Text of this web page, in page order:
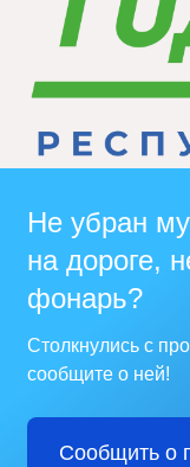
Не убран
на дороге,
фонарь?
Столкнулись с
сообщите о ней!
Сообщить о